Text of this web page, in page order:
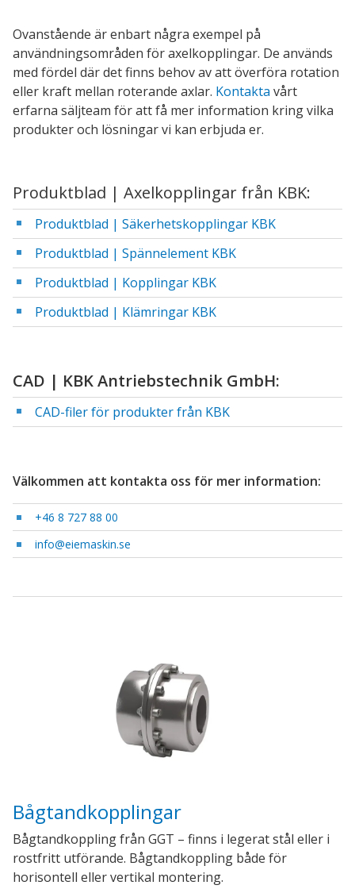
Ovanstående är enbart några exempel på
användningsområden för axelkopplingar. De används
med fördel där det finns behov av att överföra rotation
eller kraft mellan roterande axlar. Kontakta vårt
erfarna säljteam för att få mer information kring vilka
produkter och lösningar vi kan erbjuda er.
Produktblad | Axelkopplingar från KBK:
Produktblad | Säkerhetskopplingar KBK
Produktblad | Spännelement KBK
Produktblad | Kopplingar KBK
Produktblad | Klämringar KBK
CAD | KBK Antriebstechnik GmbH:
CAD-filer för produkter från KBK
Välkommen att kontakta oss för mer information:
+46 8 727 88 00
info@eiemaskin.se
Bågtandkopplingar
Bågtandkoppling från GGT – finns i legerat stål eller i
rostfritt utförande. Bågtandkoppling både för
horisontell eller vertikal montering.